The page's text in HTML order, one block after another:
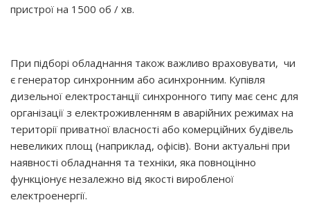
пристрої на 1500 об / хв.
При підборі обладнання також важливо враховувати, чи
є генератор синхронним або асинхронним. Купівля
дизельної електростанції синхронного типу має сенс для
організації з електроживленням в аварійних режимах на
території приватної власності або комерційних будівель
невеликих площ (наприклад, офісів). Вони актуальні при
наявності обладнання та техніки, яка повноцінно
функціонує незалежно від якості виробленої
електроенергії.